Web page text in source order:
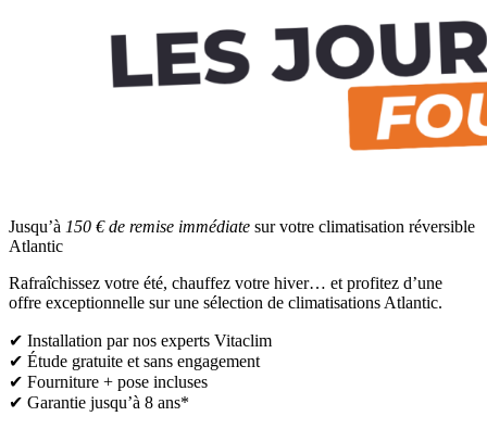
Jusqu’à 150 € de remise immédiate sur votre climatisation réversible
Atlantic
Rafraîchissez votre été, chauffez votre hiver… et profitez d’une
offre exceptionnelle sur une sélection de climatisations Atlantic.
✔ Installation par nos experts Vitaclim
✔ Étude gratuite et sans engagement
✔ Fourniture + pose incluses
✔ Garantie jusqu’à 8 ans*